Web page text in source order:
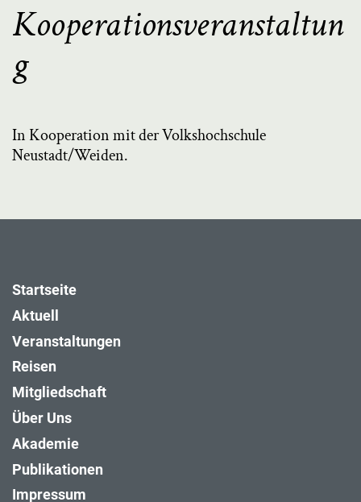
Kooperationsveranstaltun
g
In Kooperation mit der Volkshochschule
Neustadt/Weiden.
Startseite
Aktuell
Veranstaltungen
Reisen
Mitgliedschaft
Über Uns
Akademie
Publikationen
Impressum